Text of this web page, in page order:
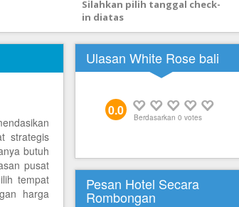
Silahkan pilih tanggal check-
in diatas
strategis
butuh
pusat
tempat
harga
Ulasan White Rose bali
0.0 Berdasarkan 0 votes
Pesan Hotel Secara
Rombongan